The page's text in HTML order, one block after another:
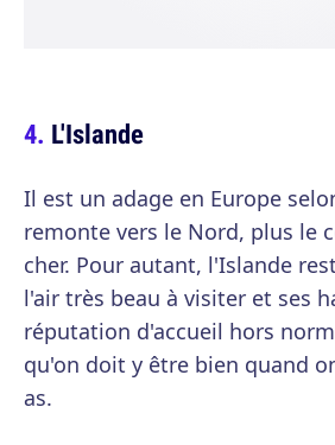
L'Islande
Il est un adage en Europe
remonte vers le Nord, plus le
cher. Pour autant, l'Islande
l'air très beau à visiter et ses
réputation d'accueil hors
qu'on doit y être bien quand
as.